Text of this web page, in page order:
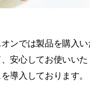
ンでは製品を購入
安心してお使いい
導入しております。